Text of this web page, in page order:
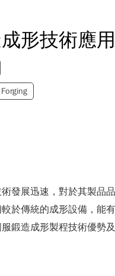
形技術應用
Forging
發展迅速，對於其製品
於傳統的成形設備，能
鍛造成形製程技術優勢及